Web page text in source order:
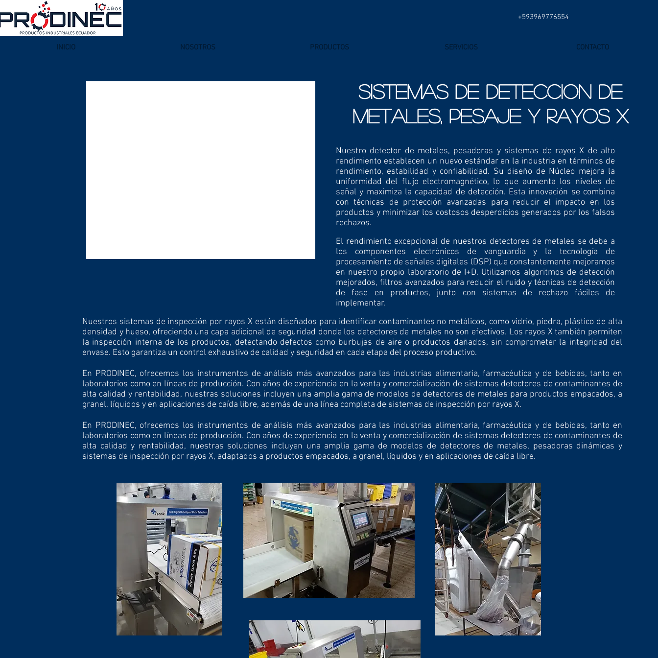
+593969776554
INICIO NOSOTROS PRODUCTOS SERVICIOS CONTACTO
SISTEMAS DE DETECCION DE
METALES, PESAJE Y RAYOS X
Nuestro detector de metales, pesadoras y sistemas de rayos X de alto
rendimiento establecen un nuevo estándar en la industria en términos de
rendimiento, estabilidad y confiabilidad. Su diseño de Núcleo mejora la
uniformidad del flujo electromagnético, lo que aumenta los niveles de
señal y maximiza la capacidad de detección. Esta innovación se combina
con técnicas de protección avanzadas para reducir el impacto en los
productos y minimizar los costosos desperdicios generados por los falsos
rechazos.
El rendimiento excepcional de nuestros detectores de metales se debe a
los componentes electrónicos de vanguardia y la tecnología de
procesamiento de señales digitales (DSP) que constantemente mejoramos
en nuestro propio laboratorio de I+D. Utilizamos algoritmos de detección
mejorados, filtros avanzados para reducir el ruido y técnicas de detección
de fase en productos, junto con sistemas de rechazo fáciles de
implementar.
Nuestros sistemas de inspección por rayos X están diseñados para identificar contaminantes no metálicos, como vidrio, piedra, plástico de alta
densidad y hueso, ofreciendo una capa adicional de seguridad donde los detectores de metales no son efectivos. Los rayos X también permiten
la inspección interna de los productos, detectando defectos como burbujas de aire o productos dañados, sin comprometer la integridad del
envase. Esto garantiza un control exhaustivo de calidad y seguridad en cada etapa del proceso productivo.
En PRODINEC, ofrecemos los instrumentos de análisis más avanzados para las industrias alimentaria, farmacéutica y de bebidas, tanto en
laboratorios como en líneas de producción. Con años de experiencia en la venta y comercialización de sistemas detectores de contaminantes de
alta calidad y rentabilidad, nuestras soluciones incluyen una amplia gama de modelos de detectores de metales para productos empacados, a
granel, líquidos y en aplicaciones de caída libre, además de una línea completa de sistemas de inspección por rayos X.
​En PRODINEC, ofrecemos los instrumentos de análisis más avanzados para las industrias alimentaria, farmacéutica y de bebidas, tanto en
laboratorios como en líneas de producción. Con años de experiencia en la venta y comercialización de sistemas detectores de contaminantes de
alta calidad y rentabilidad, nuestras soluciones incluyen una amplia gama de modelos de detectores de metales, pesadoras dinámicas y
sistemas de inspección por rayos X, adaptados a productos empacados, a granel, líquidos y en aplicaciones de caída libre.